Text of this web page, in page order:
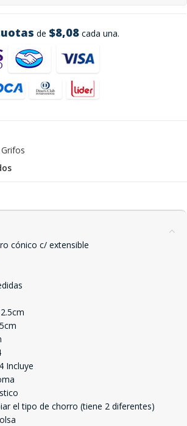
de $8,08 cada una.
cónico c/ extensible
Incluye
el tipo de chorro (tiene 2 diferentes)